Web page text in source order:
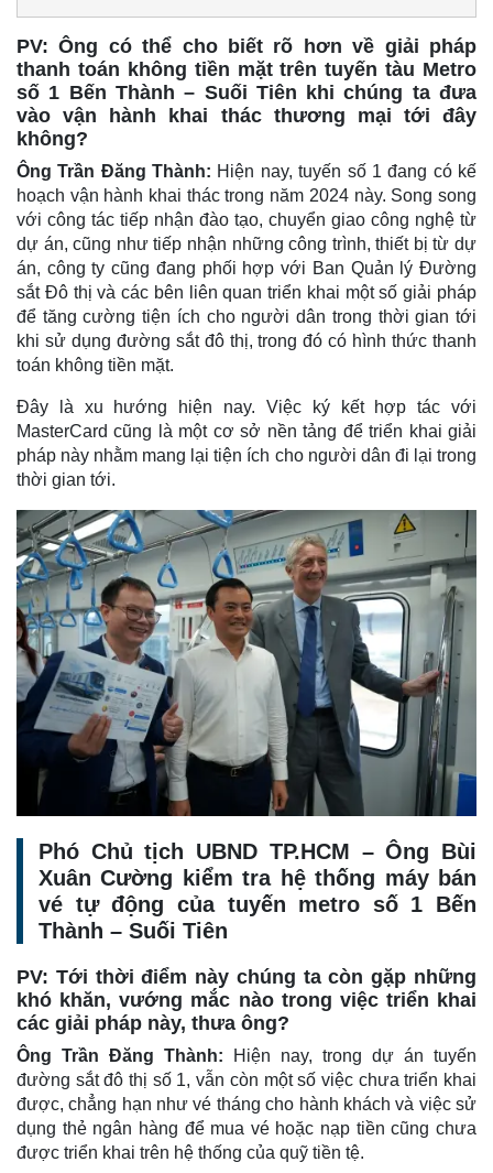
PV: Ông có thể cho biết rõ hơn về giải pháp
thanh toán không tiền mặt trên tuyến tàu Metro
số 1 Bến Thành – Suối Tiên khi chúng ta đưa
vào vận hành khai thác thương mại tới đây
không?
Ông Trần Đăng Thành: Hiện nay, tuyến số 1 đang có kế
hoạch vận hành khai thác trong năm 2024 này. Song song
với công tác tiếp nhận đào tạo, chuyển giao công nghệ từ
dự án, cũng như tiếp nhận những công trình, thiết bị từ dự
án, công ty cũng đang phối hợp với Ban Quản lý Đường
sắt Đô thị và các bên liên quan triển khai một số giải pháp
để tăng cường tiện ích cho người dân trong thời gian tới
khi sử dụng đường sắt đô thị, trong đó có hình thức thanh
toán không tiền mặt.
Đây là xu hướng hiện nay. Việc ký kết hợp tác với
MasterCard cũng là một cơ sở nền tảng để triển khai giải
pháp này nhằm mang lại tiện ích cho người dân đi lại trong
thời gian tới.
Phó Chủ tịch UBND TP.HCM – Ông Bùi
Xuân Cường kiểm tra hệ thống máy bán
vé tự động của tuyến metro số 1 Bến
Thành – Suối Tiên
PV: Tới thời điểm này chúng ta còn gặp những
khó khăn, vướng mắc nào trong việc triển khai
các giải pháp này, thưa ông?
Ông Trần Đăng Thành: Hiện nay, trong dự án tuyến
đường sắt đô thị số 1, vẫn còn một số việc chưa triển khai
được, chẳng hạn như vé tháng cho hành khách và việc sử
dụng thẻ ngân hàng để mua vé hoặc nạp tiền cũng chưa
được triển khai trên hệ thống của quỹ tiền tệ.